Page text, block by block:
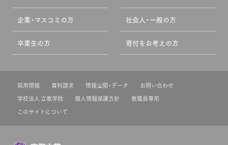
企業・マスコミの方 社会人・一般の方
卒業生の方 寄付をお考えの方
採用情報 資料請求 情報公開・データ
お問い合わせ
学校法人 立教学院
個人情報保護方針
教職員専用
このサイトについて